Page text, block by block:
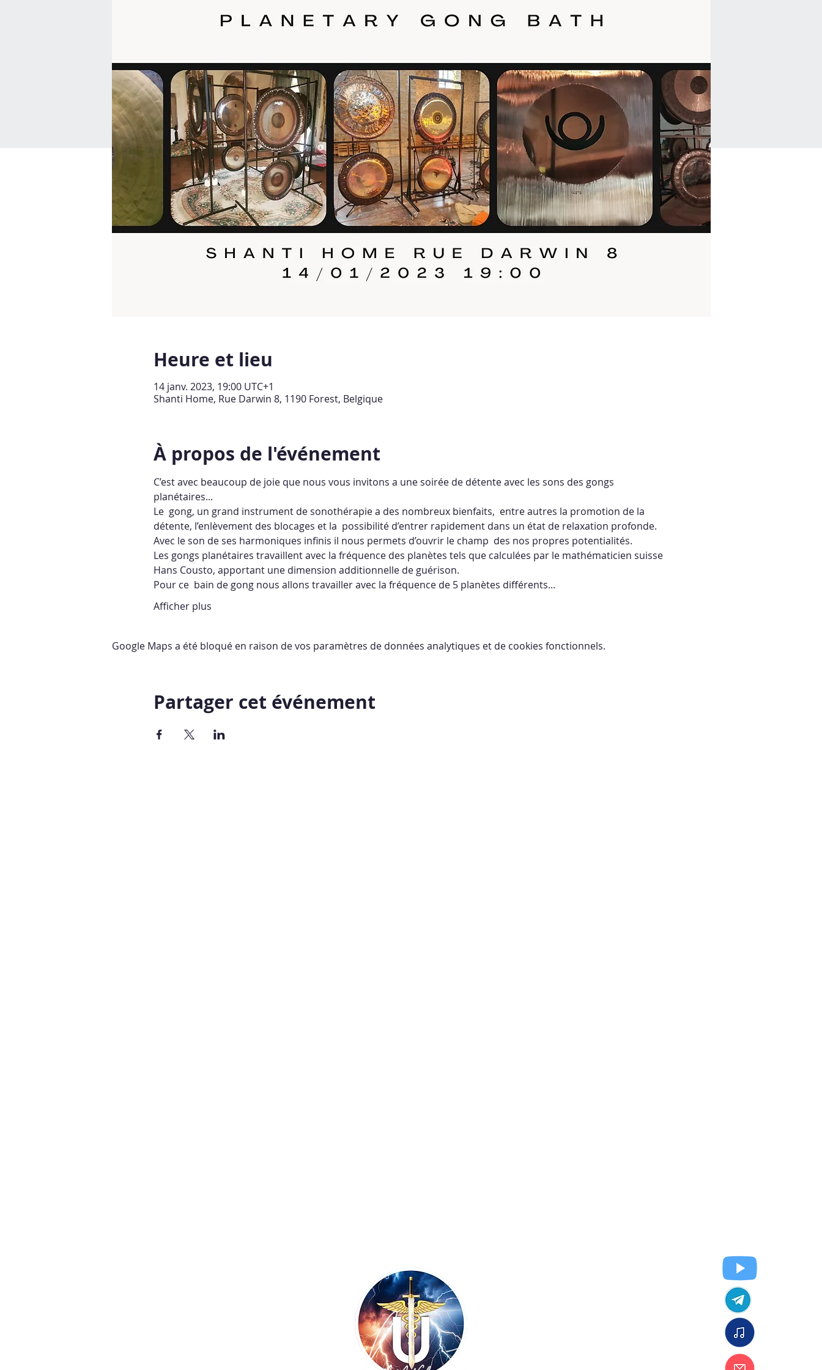
Heure et lieu
14 janv. 2023, 19:00 UTC+1
Shanti Home, Rue Darwin 8, 1190 Forest, Belgique
À propos de l'événement
C’est avec beaucoup de joie que nous vous invitons a une soirée de détente avec les sons des gongs
planétaires...
Le  gong, un grand instrument de sonothérapie a des nombreux bienfaits,  entre autres la promotion de la
détente, l’enlèvement des blocages et la  possibilité d’entrer rapidement dans un état de relaxation profonde.
Avec le son de ses harmoniques infinis il nous permets d’ouvrir le champ  des nos propres potentialités.
Les gongs planétaires travaillent avec la fréquence des planètes tels que calculées par le mathématicien suisse
Hans Cousto, apportant une dimension additionnelle de guérison.
Pour ce  bain de gong nous allons travailler avec la fréquence de 5 planètes différents...
Afficher plus
Google Maps a été bloqué en raison de vos paramètres de données analytiques et de cookies fonctionnels.
Partager cet événement